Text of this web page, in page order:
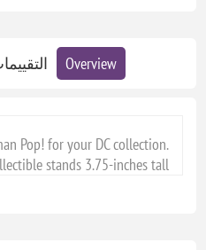
Overview
Pop! for your DC collection.
stands 3.75-inches tall.